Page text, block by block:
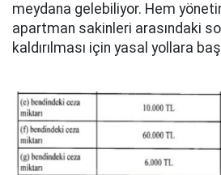
meydana gelebiliyor. Hem
apartman sakinleri arasındaki
kaldırılması için yasal yollara